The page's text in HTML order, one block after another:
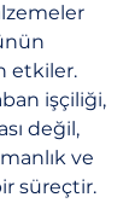
etkiler.
işçiliği,
değil,
ve
süreçtir.